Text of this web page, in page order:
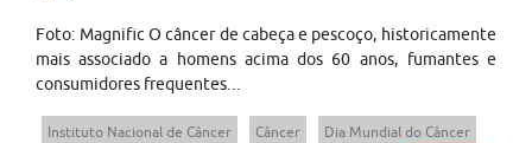
Foto: Magnific O câncer de cabeça e pescoço, historicamente
mais associado a homens acima dos 60 anos, fumantes e
consumidores frequentes...
Instituto Nacional de Câncer Câncer
Dia Mundial do Câncer